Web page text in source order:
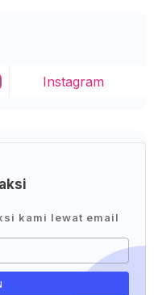
Instagram
kami lewat email